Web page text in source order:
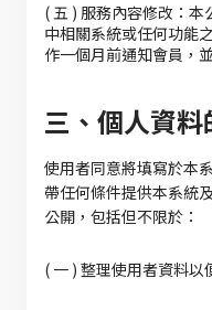
( 五 ) 服務內容修改：
中相關系統或任何功能
作一個月前通知會員，
三、個人資
使用者同意將填寫於本
帶任何條件提供本系統
公開，包括但不限於：
( 一 ) 整理使用者資料以